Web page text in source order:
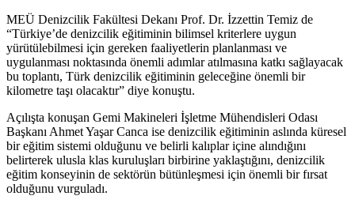
MEÜ Denizcilik Fakültesi Dekanı Prof. Dr. İzzettin Temiz de
“Türkiye’de denizcilik eğitiminin bilimsel kriterlere uygun
yürütülebilmesi için gereken faaliyetlerin planlanması ve
uygulanması noktasında önemli adımlar atılmasına katkı sağlayacak
bu toplantı, Türk denizcilik eğitiminin geleceğine önemli bir
kilometre taşı olacaktır” diye konuştu.
Açılışta konuşan Gemi Makineleri İşletme Mühendisleri Odası
Başkanı Ahmet Yaşar Canca ise denizcilik eğitiminin aslında küresel
bir eğitim sistemi olduğunu ve belirli kalıplar içine alındığını
belirterek ulusla klas kuruluşları birbirine yaklaştığını, denizcilik
eğitim konseyinin de sektörün bütünleşmesi için önemli bir fırsat
olduğunu vurguladı.